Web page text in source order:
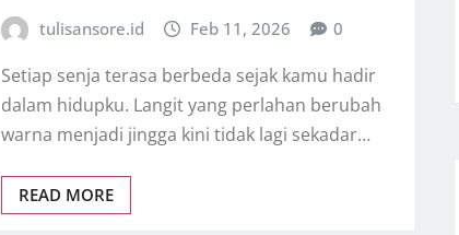
tulisansore.id Feb 11, 2026 0
Setiap senja terasa berbeda sejak kamu hadir
dalam hidupku. Langit yang perlahan berubah
warna menjadi jingga kini tidak lagi sekadar…
READ MORE